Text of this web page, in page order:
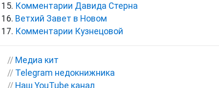
Комментарии Давида Стерна
Ветхий Завет в Новом
Комментарии Кузнецовой
// Медиа кит
// Telegram недокнижника
// Наш YouTube канал